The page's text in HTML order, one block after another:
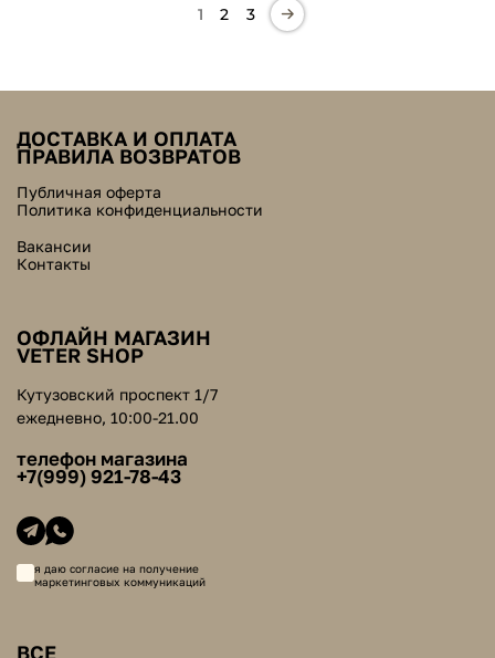
1 2 3
ДОСТАВКА И ОПЛАТА
ПРАВИЛА ВОЗВРАТОВ
Публичная оферта
Политика конфиденциальности
Вакансии
Контакты
ОФЛАЙН МАГАЗИН
VETER SHOP
Кутузовский проспект 1/7
ежедневно, 10:00-21.00
телефон магазина
+7(999) 921-78-43
я даю согласие на получение
маркетинговых коммуникаций
ВСЕ